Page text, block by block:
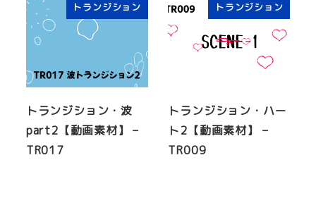
トランジション
トランジション・波
part2【動画素材】 –
TR017
トランジション
トランジション・ハー
ト2【動画素材】 –
TR009